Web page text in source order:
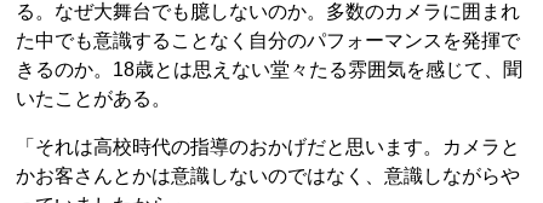
る。なぜ大舞台でも臆しないのか。多数のカメラに囲まれ
た中でも意識することなく自分のパフォーマンスを発揮で
きるのか。18歳とは思えない堂々たる雰囲気を感じて、聞
いたことがある。
「それは高校時代の指導のおかげだと思います。カメラと
かお客さんとかは意識しないのではなく、意識しながらや